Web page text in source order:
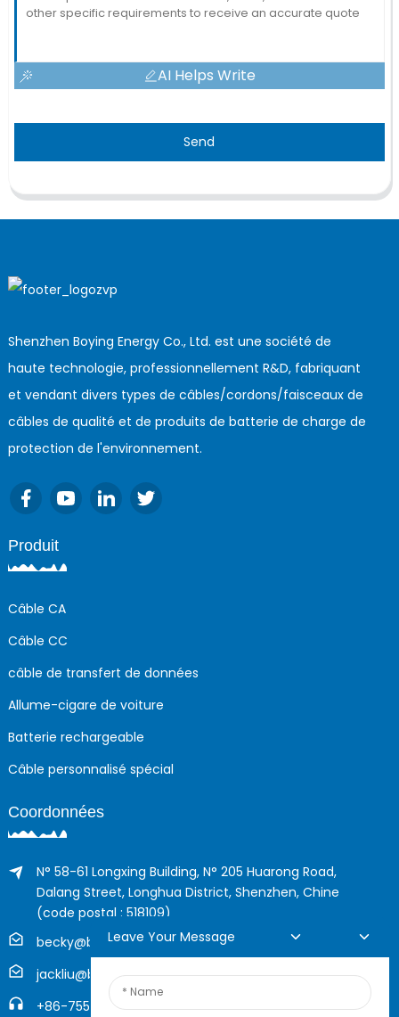
AI Helps Write
Send
Shenzhen Boying Energy Co., Ltd. est une société de
haute technologie, professionnellement R&D, fabriquant
et vendant divers types de câbles/cordons/faisceaux de
câbles de qualité et de produits de batterie de charge de
protection de l'environnement.
Produit
Câble CA
Câble CC
câble de transfert de données
Allume-cigare de voiture
Batterie rechargeable
Câble personnalisé spécial
Coordonnées
N° 58-61 Longxing Building, N° 205 Huarong Road,
Dalang Street, Longhua District, Shenzhen, Chine
(code postal : 518109)
becky@boyingcable.com
jackliu@boyingcable.com
+86-755-21014277
Leave Your Message